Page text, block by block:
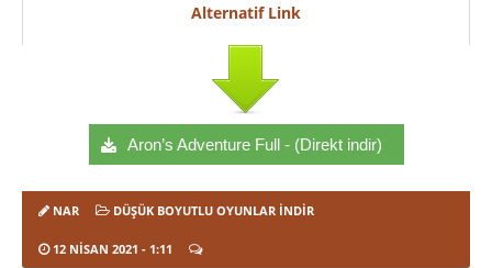
Alternatif Link
Aron’s Adventure Full - (Direkt indir)
NAR DÜŞÜK BOYUTLU OYUNLAR İNDIR
12 NISAN 2021 - 1:11